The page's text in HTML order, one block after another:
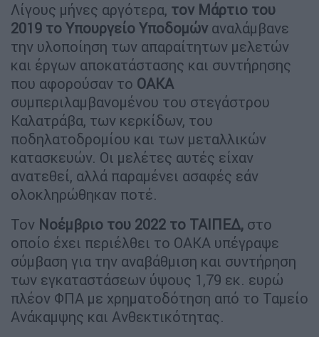
Λίγους μήνες αργότερα, τον Μάρτιο του
2019 το Υπουργείο Υποδομών αναλάμβανε
την υλοποίηση των απαραίτητων μελετών
και έργων αποκατάστασης και συντήρησης
που αφορούσαν το ΟΑΚΑ
συμπεριλαμβανομένου του στεγάστρου
Καλατράβα, των κερκίδων, του
ποδηλατοδρομίου και των μεταλλικών
κατασκευών. Οι μελέτες αυτές είχαν
ανατεθεί, αλλά παραμένει ασαφές εάν
ολοκληρώθηκαν ποτέ.
Τον Νοέμβριο του 2022 το ΤΑΙΠΕΔ, στο
οποίο έχει περιέλθει το ΟΑΚΑ υπέγραψε
σύμβαση για την αναβάθμιση και συντήρηση
των εγκαταστάσεων ύψους 1,79 εκ. ευρώ
πλέον ΦΠΑ με χρηματοδότηση από το Ταμείο
Ανάκαμψης και Ανθεκτικότητας.